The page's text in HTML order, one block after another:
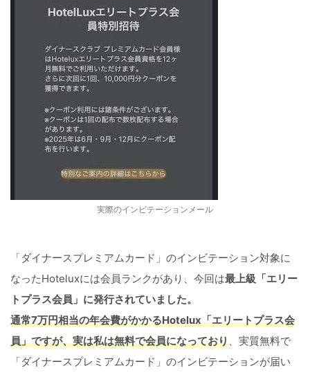
実際のインビテーションメール
「ダイナースプレミアムカード」のインビテーション対象に
なったHoteluxには会員ランクがあり、今回は最上級「エリー
トプラス会員」に発行されていました。
通常7万円相当の年会費がかかるHotelux「エリートプラス会
員」ですが、実は私は無料で会員になっており、実質無料で
「ダイナースプレミアムカード」のインビテーションが届い